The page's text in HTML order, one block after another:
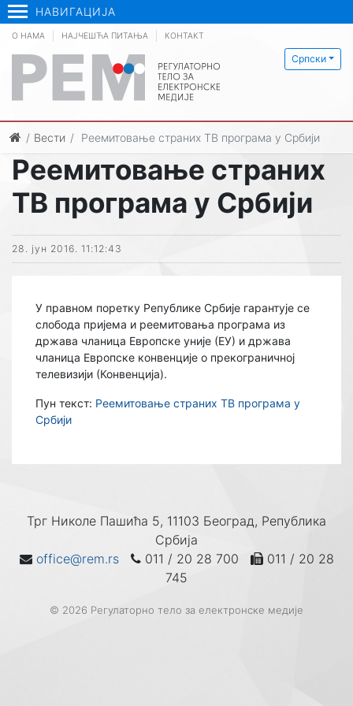
НАВИГАЦИЈА
Српски
О НАМА НАЈЧЕШЋА ПИТАЊА КОНТАКТ
Вести Реемитовање страних ТВ програма у Србији
Реемитовање страних
ТВ програма у Србији
28. јун 2016. 11:12:43
У правном поретку Републике Србије гарантује се
слобода пријема и реемитовања програма из
држава чланица Европске уније (ЕУ) и држава
чланица Европске конвенције о прекограничној
телевизији (Конвенција).
Пун текст: Реемитовање страних ТВ програма у
Србији
Трг Николе Пашића 5, 11103 Београд, Република
Србија
office@rem.rs
011 / 20 28 700
011 / 20 28
745
© 2026 Регулаторно тело за електронске медије